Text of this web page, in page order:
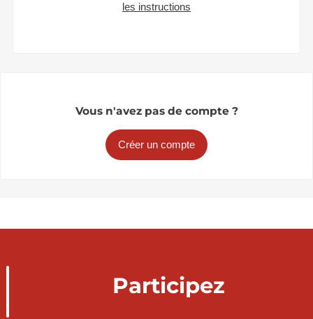
les instructions
Vous n'avez pas de compte ?
Créer un compte
Participez